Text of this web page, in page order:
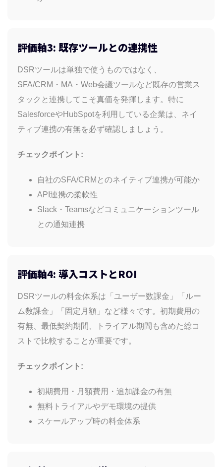
評価軸3: 既存ツールとの連携性
DSRツールは単独で使うものではなく、
SFA/CRM・MA・Web会議ツールなど既存の営業ス
タックと連携してこそ真価を発揮します。特に
SalesforceやHubSpotを利用している企業は、ネイ
ティブ連携の有無を必ず確認しましょう。
チェックポイント:
自社のSFA/CRMとのネイティブ連携が可能か
API連携の柔軟性
Slack・Teamsなどコミュニケーションツール
との通知連携
評価軸4: 導入コストとROI
DSRツールの料金体系は「ユーザー数課金」「ルー
ム数課金」「固定月額」など様々です。初期費用の
有無、最低契約期間、トライアル期間も含めた総コ
ストで比較することが重要です。
チェックポイント:
初期費用・月額費用・追加課金の有無
無料トライアルやデモ環境の提供
スケールアップ時の料金体系